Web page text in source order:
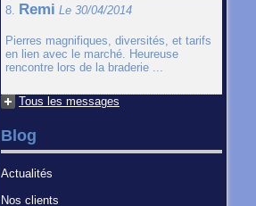
8. Remi Le 30/04/2014
Pierres magnifiques, diversités, et tarifs
en lien avec le marché. Heureuse
rencontre lors de la braderie ...
Tous les messages
Blog
Actualités
Nos clients